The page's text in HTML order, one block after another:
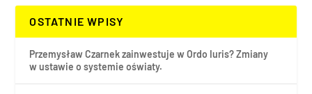
OSTATNIE WPISY
Przemysław Czarnek zainwestuje w Ordo Iuris? Zmiany
w ustawie o systemie oświaty.